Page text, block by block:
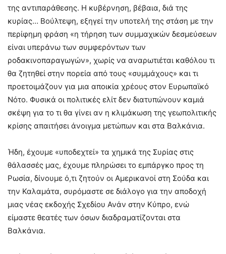
της αντιπαράθεσης. Η κυβέρνηση, βέβαια, διά της
κυρίας… Βούλτεψη, εξηγεί την υποτελή της στάση με την
περίφημη φράση «η τήρηση των συμμαχικών δεσμεύσεων
είναι υπεράνω των συμφερόντων των
ροδακινοπαραγωγών», χωρίς να αναρωτιέται καθόλου τι
θα ζητηθεί στην πορεία από τους «συμμάχους» και τι
προετοιμάζουν για μια αποικία χρέους στον Ευρωπαϊκό
Νότο. Φυσικά οι πολιτικές ελίτ δεν διατυπώνουν καμιά
σκέψη για το τι θα γίνει αν η κλιμάκωση της γεωπολιτικής
κρίσης απαιτήσει άνοιγμα μετώπων και στα Βαλκάνια.
Ήδη, έχουμε «υποδεχτεί» τα χημικά της Συρίας στις
θάλασσές μας, έχουμε πληρώσει το εμπάργκο προς τη
Ρωσία, δίνουμε ό,τι ζητούν οι Αμερικανοί στη Σούδα και
την Καλαμάτα, συρόμαστε σε διάλογο για την αποδοχή
μιας νέας εκδοχής Σχεδίου Ανάν στην Κύπρο, ενώ
είμαστε θεατές των όσων διαδραματίζονται στα
Βαλκάνια.